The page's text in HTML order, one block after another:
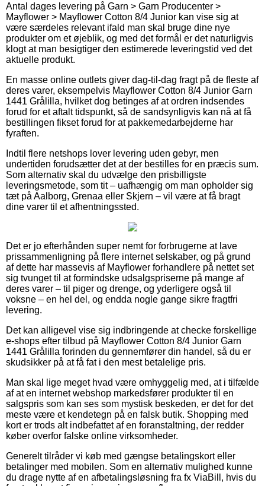
Antal dages levering på Garn > Garn Producenter >
Mayflower > Mayflower Cotton 8/4 Junior kan vise sig at
være særdeles relevant ifald man skal bruge dine nye
produkter om et øjeblik, og med det formål er det naturligvis
klogt at man besigtiger den estimerede leveringstid ved det
aktuelle produkt.
En masse online outlets giver dag-til-dag fragt på de fleste af
deres varer, eksempelvis Mayflower Cotton 8/4 Junior Garn
1441 Grålilla, hvilket dog betinges af at ordren indsendes
forud for et aftalt tidspunkt, så de sandsynligvis kan nå at få
bestillingen fikset forud for at pakkemedarbejderne har
fyraften.
Indtil flere netshops lover levering uden gebyr, men
undertiden forudsætter det at der bestilles for en præcis sum.
Som alternativ skal du udvælge den prisbilligste
leveringsmetode, som tit – uafhængig om man opholder sig
tæt på Aalborg, Grenaa eller Skjern – vil være at få bragt
dine varer til et afhentningssted.
Det er jo efterhånden super nemt for forbrugerne at lave
prissammenligning på flere internet selskaber, og på grund
af dette har massevis af Mayflower forhandlere på nettet set
sig tvunget til at formindske udsalgspriserne på mange af
deres varer – til piger og drenge, og yderligere også til
voksne – en hel del, og endda nogle gange sikre fragtfri
levering.
Det kan alligevel vise sig indbringende at checke forskellige
e-shops efter tilbud på Mayflower Cotton 8/4 Junior Garn
1441 Grålilla forinden du gennemfører din handel, så du er
skudsikker på at få fat i den mest betalelige pris.
Man skal lige meget hvad være omhyggelig med, at i tilfælde
af at en internet webshop markedsfører produkter til en
salgspris som kan ses som mystisk beskeden, er det for det
meste være et kendetegn på en falsk butik. Shopping med
kort er trods alt indbefattet af en foranstaltning, der redder
køber overfor falske online virksomheder.
Generelt tilråder vi køb med gængse betalingskort eller
betalinger med mobilen. Som en alternativ mulighed kunne
du drage nytte af en afbetalingsløsning fra fx ViaBill, hvis du